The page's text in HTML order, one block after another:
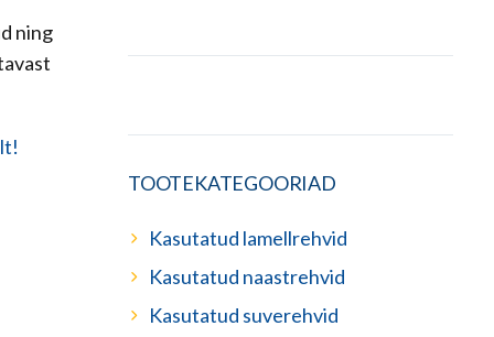
ning
TOOTEKATEGOORIAD
Kasutatud lamellrehvid
Kasutatud naastrehvid
Kasutatud suverehvid